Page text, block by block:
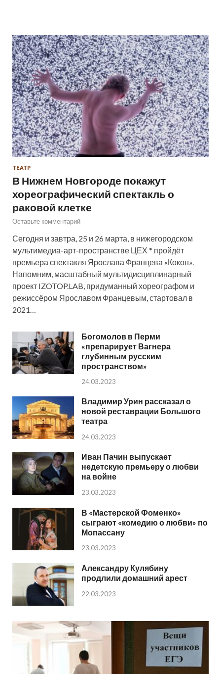
ТЕАТР
В Нижнем Новгороде покажут
хореографический спектакль о
раковой клетке
Оставьте комментарий
Сегодня и завтра, 25 и 26 марта, в нижегородском
мультимедиа-арт-пространстве ЦЕХ * пройдёт
премьера спектакля Ярослава Францева «Кокон».
Напомним, масштабный мультидисциплинарный
проект IZOTOP.LAB, придуманный хореографом и
режиссёром Ярославом Францевым, стартовал в
2021…
Богомолов в Перми
«препарирует Вагнера
глубинным русским
пространством»
24.03.2023
Владимир Урин рассказал о
новой реставрации Большого
театра
24.03.2023
Иван Пачин выпускает
недетскую премьеру о любви
на войне
23.03.2023
В «Мастерской Фоменко»
сыграют «комедию о любви» по
Мопассану
23.03.2023
Александру Кулябину
продлили домашний арест
22.03.2023